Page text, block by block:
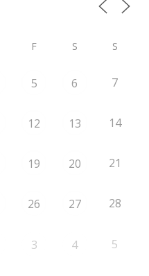
F S S
5 6 7
12 13 14
19 20 21
26 27 28
3 4 5